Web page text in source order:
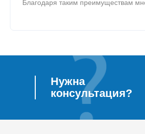
Благодаря таким преимуществам
Нужна
консультация?